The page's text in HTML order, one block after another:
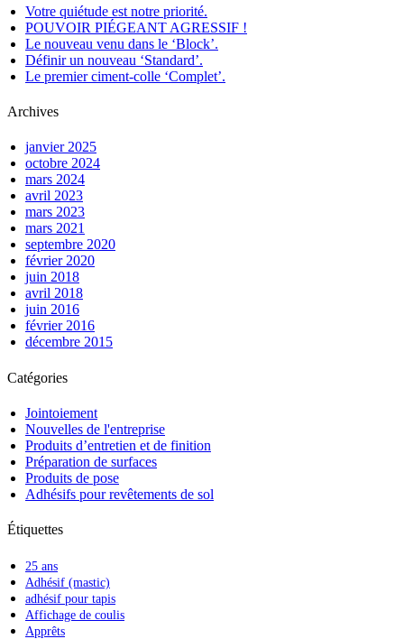
Votre quiétude est notre priorité.
POUVOIR PIÉGEANT AGRESSIF !
Le nouveau venu dans le ‘Block’.
Définir un nouveau ‘Standard’.
Le premier ciment-colle ‘Complet’.
Archives
janvier 2025
octobre 2024
mars 2024
avril 2023
mars 2023
mars 2021
septembre 2020
février 2020
juin 2018
avril 2018
juin 2016
février 2016
décembre 2015
Catégories
Jointoiement
Nouvelles de l'entreprise
Produits d’entretien et de finition
Préparation de surfaces
Produits de pose
Adhésifs pour revêtements de sol
Étiquettes
25 ans
Adhésif (mastic)
adhésif pour tapis
Affichage de coulis
Apprêts